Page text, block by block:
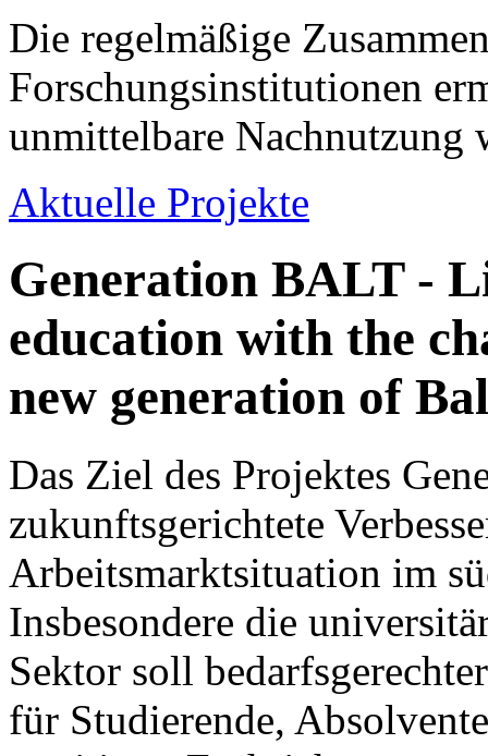
Die regelmäßige
Forschungsinstitutionen
unmittelbare Nachnutzung
Aktuelle Projekte
Generation BALT -
education with the
new generation of
Das Ziel des Projektes
zukunftsgerichtete
Arbeitsmarktsituation im
Insbesondere die
Sektor soll
für Studierende,